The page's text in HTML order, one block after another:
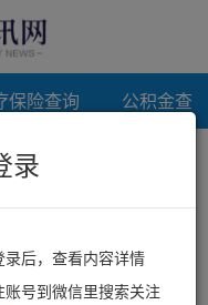
保险查询 公积金查
存档
档相关政策？太原个人档
录
后，查看内容详情
号到微信里搜索关注